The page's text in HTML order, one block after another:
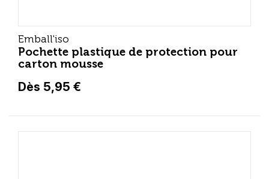
Emball'iso
Pochette plastique de protection pour
carton mousse
Dès 5,95 €